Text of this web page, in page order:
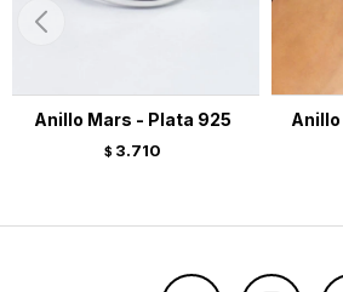
Anillo Mars - Plata 925
$ 3.710